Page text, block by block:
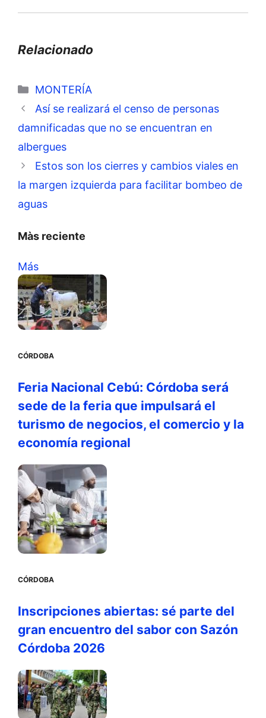
Relacionado
Categorías
MONTERÍA
Así se realizará el censo de personas
damnificadas que no se encuentran en
albergues
Estos son los cierres y cambios viales en
la margen izquierda para facilitar bombeo de
aguas
Màs reciente
Más
CÓRDOBA
Feria Nacional Cebú: Córdoba será
sede de la feria que impulsará el
turismo de negocios, el comercio y la
economía regional
CÓRDOBA
Inscripciones abiertas: sé parte del
gran encuentro del sabor con Sazón
Córdoba 2026